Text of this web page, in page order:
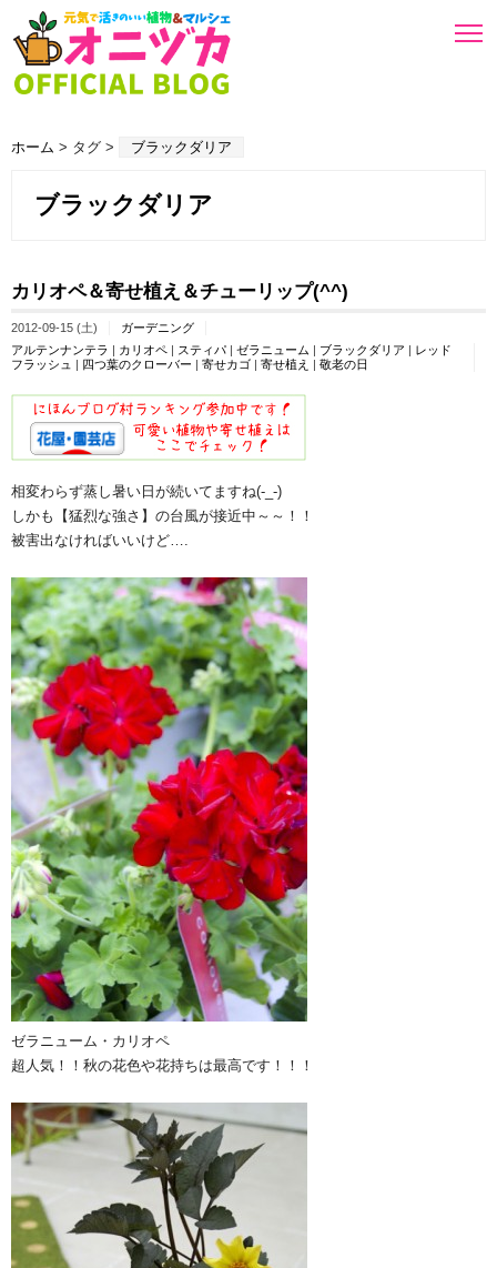
ホーム > タグ > ブラックダリア
ブラックダリア
カリオペ＆寄せ植え＆チューリップ(^^)
2012-09-15 (土)
ガーデニング
アルテンナンテラ | カリオペ | スティパ | ゼラニューム | ブラックダリア | レッド
フラッシュ | 四つ葉のクローバー | 寄せカゴ | 寄せ植え | 敬老の日
相変わらず蒸し暑い日が続いてますね(-_-)
しかも【猛烈な強さ】の台風が接近中～～！！
被害出なければいいけど….
ゼラニューム・カリオペ
超人気！！秋の花色や花持ちは最高です！！！